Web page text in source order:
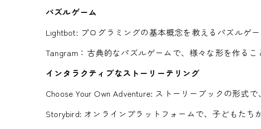
パズルゲーム
Lightbot: プログラミングの基本概念を教えるパズルゲ
Tangram：古典的なパズルゲームで、様々な形を作る
インタラクティブなストーリーテリング
Choose Your Own Adventure: ストーリーブックの形式
Storybird: オンラインプラットフォームで、子どもた